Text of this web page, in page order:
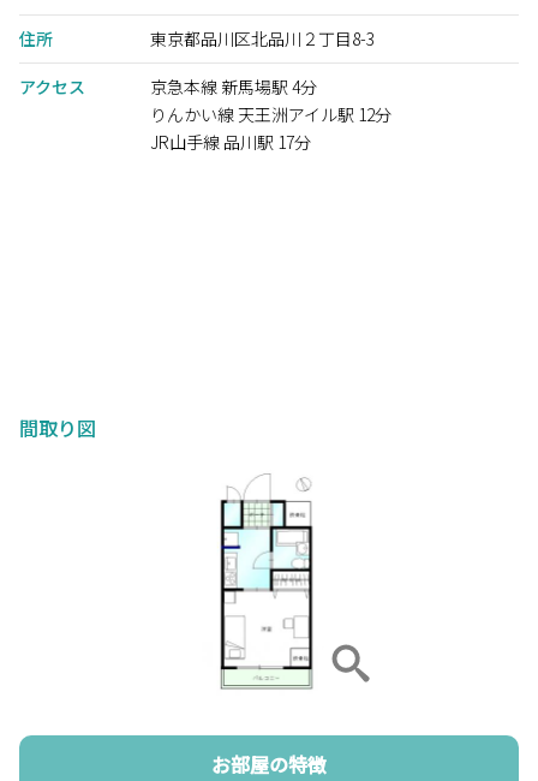
住所
東京都品川区北品川２丁目8-3
アクセス
京急本線 新馬場駅 4分
りんかい線 天王洲アイル駅 12分
JR山手線 品川駅 17分
間取り図
お部屋の特徴